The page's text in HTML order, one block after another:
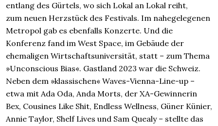
entlang des Gürtels, wo sich Lokal an Lokal reiht,
zum neuen Herzstück des Festivals. Im nahegelegenen
Metropol gab es ebenfalls Konzerte. Und die
Konferenz fand im West Space, im Gebäude der
ehemaligen Wirtschaftsuniversität, statt – zum Thema
»Unconscious Bias«. Gastland 2023 war die Schweiz.
Neben dem »klassischen« Waves-Vienna-Line-up –
etwa mit Ada Oda, Anda Morts, der XA-Gewinnerin
Bex, Cousines Like Shit, Endless Wellness, Güner Künier,
Annie Taylor, Shelf Lives und Sam Quealy – stellte das